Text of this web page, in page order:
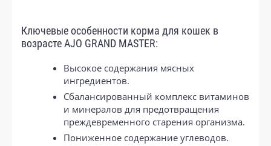
Ключевые особенности корма для кошек в
возрасте AJO GRAND MASTER:
Высокое содержания мясных
ингредиентов.
Сбалансированный комплекс витаминов
и минералов для предотвращения
преждевременного старения организма.
Пониженное содержание углеводов.